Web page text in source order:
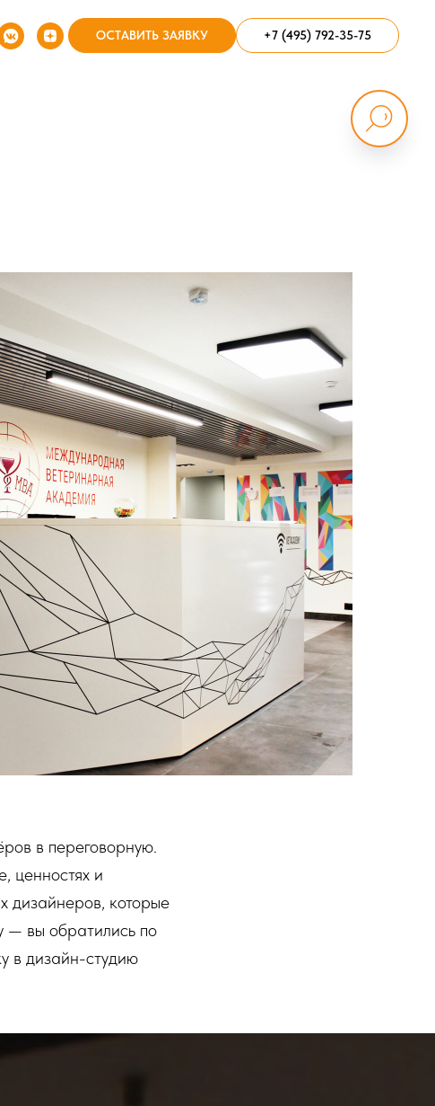
ОСТАВИТЬ ЗАЯВКУ +7 (495) 792-35-75
в переговорную.
ценностях и
дизайнеров, которые
— вы обратились по
в дизайн-студию